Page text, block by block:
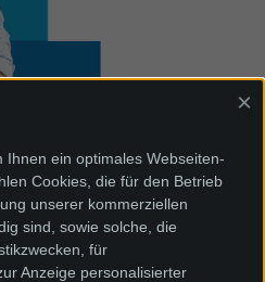
die optimale
mit uns auf.
/ 66 71 15 - 0
×
Ihnen ein optimales Webseiten-
Cookies, die für den Betrieb
unserer kommerziellen
sind, sowie solche, die
für
Anzeige personalisierter